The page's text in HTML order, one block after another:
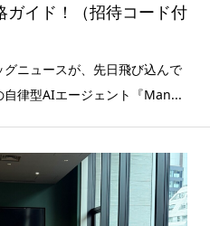
ガイド！（招待コード付
ニュースが、先日飛び込んで
自律型AIエージェント『Man...